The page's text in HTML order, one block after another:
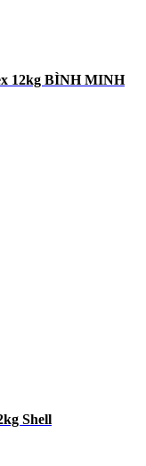
12kg BÌNH MINH
Shell